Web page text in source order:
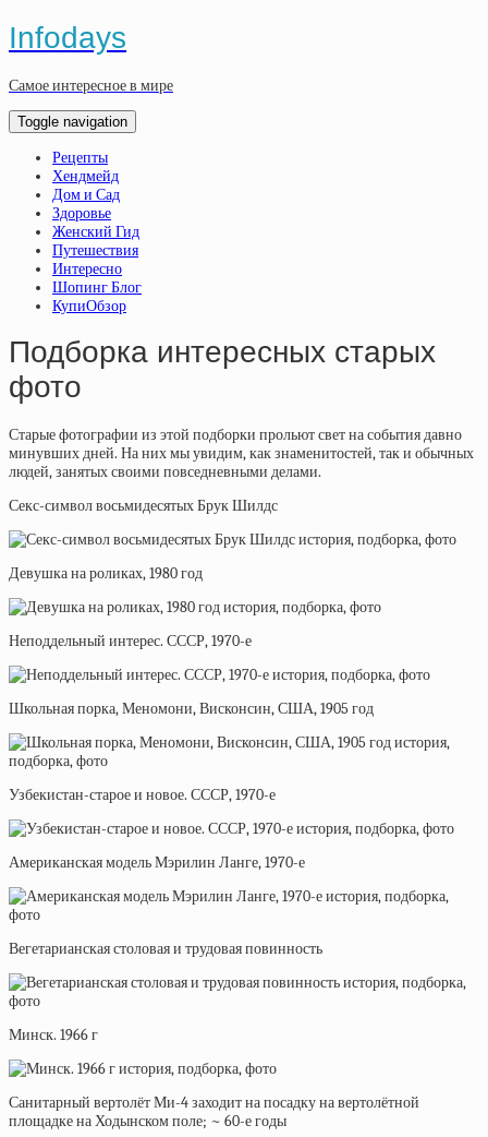
Infodays
Самое интересное в мире
Toggle navigation
Рецепты
Хендмейд
Дом и Сад
Здоровье
Женский Гид
Путешествия
Интересно
Шопинг Блог
КупиОбзор
Подборка интересных старых
фото
Старые фотографии из этой подборки прольют свет на события давно
минувших дней. На них мы увидим, как знаменитостей, так и обычных
людей, занятых своими повседневными делами.
Секс-символ восьмидесятых Брук Шилдс
Девушка на роликах, 1980 год
Неподдельный интерес. СССР, 1970-е
Школьная порка, Меномони, Висконсин, США, 1905 год
Узбекистан-старое и новое. СССР, 1970-е
Американская модель Мэрилин Ланге, 1970-е
Вегетарианская столовая и трудовая повинность
Минск. 1966 г
Санитарный вертолёт Ми-4 заходит на посадку на вертолётной
площадке на Ходынском поле; ~ 60-е годы